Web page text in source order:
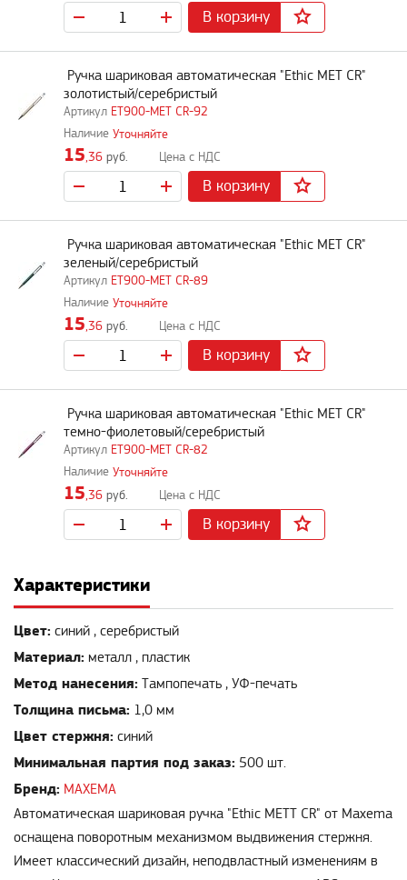
В корзину
ET900-MET CR-92
Ручка шариковая автоматическая "Ethic MET CR"
золотистый/серебристый
Уточняйте
15,36 руб.
В корзину
ET900-MET CR-89
Ручка шариковая автоматическая "Ethic MET CR"
зеленый/серебристый
Уточняйте
15,36 руб.
В корзину
ET900-MET CR-82
Ручка шариковая автоматическая "Ethic MET CR"
темно-фиолетовый/серебристый
Уточняйте
15,36 руб.
В корзину
Характеристики
Цвет: синий , серебристый
Материал: металл , пластик
Метод нанесения: Тампопечать , УФ-печать
Толщина письма: 1,0 мм
Цвет стержня: синий
Минимальная партия под заказ: 500 шт.
Бренд: MAXEMA
Автоматическая шариковая ручка "Ethic METT CR" от Maxema
оснащена поворотным механизмом выдвижения стержня.
Имеет классический дизайн, неподвластный изменениям в